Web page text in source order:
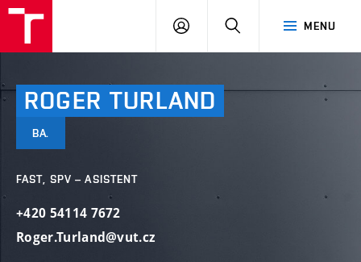
MENU
PŘIHLÁSIT
ROGER TURLAND
BA.
FAST, SPV – ASISTENT
+420 54114 7672
Roger.Turland@vut.cz